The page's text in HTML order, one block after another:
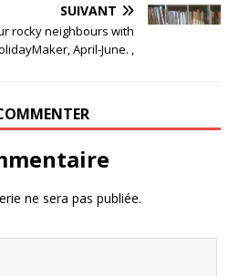
SUIVANT
rocky neighbours with
April-June. ,
ne sera pas publiée.